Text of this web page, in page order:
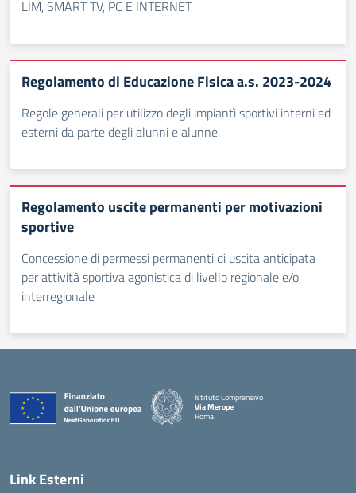
LIM, SMART TV, PC E INTERNET
Regolamento di Educazione Fisica a.s. 2023-2024
Regole generali per utilizzo degli impiantì sportivi interni ed
esterni da parte degli alunni e alunne.
Regolamento uscite permanenti per motivazioni
sportive
Concessione di permessi permanenti di uscita anticipata
per attività sportiva agonistica di livello regionale e/o
interregionale
Istituto Comprensivo
Via Merope
Roma
Link Esterni